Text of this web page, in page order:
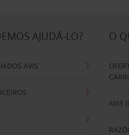
AJUDÁ-LO?
AVIS
O
AVIS